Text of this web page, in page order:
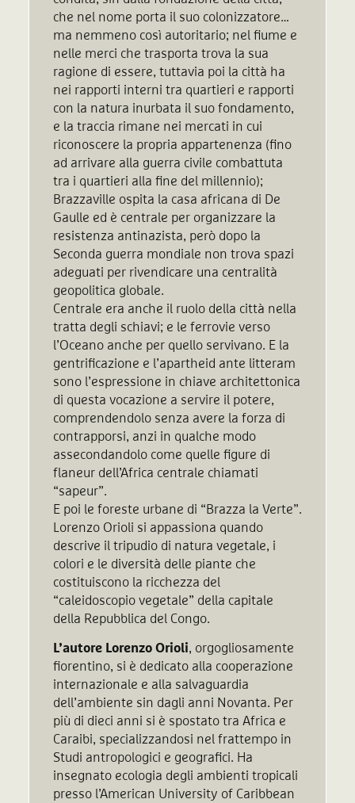
che nel nome porta il suo colonizzatore…
ma nemmeno così autoritario; nel fiume e
nelle merci che trasporta trova la sua
ragione di essere, tuttavia poi la città ha
nei rapporti interni tra quartieri e rapporti
con la natura inurbata il suo fondamento,
e la traccia rimane nei mercati in cui
riconoscere la propria appartenenza (fino
ad arrivare alla guerra civile combattuta
tra i quartieri alla fine del millennio);
Brazzaville ospita la casa africana di De
Gaulle ed è centrale per organizzare la
resistenza antinazista, però dopo la
Seconda guerra mondiale non trova spazi
adeguati per rivendicare una centralità
geopolitica globale.
Centrale era anche il ruolo della città nella
tratta degli schiavi; e le ferrovie verso
l’Oceano anche per quello servivano. E la
gentrificazione e l’apartheid ante litteram
sono l’espressione in chiave architettonica
di questa vocazione a servire il potere,
comprendendolo senza avere la forza di
contrapporsi, anzi in qualche modo
assecondandolo come quelle figure di
flaneur dell’Africa centrale chiamati
“sapeur”.
E poi le foreste urbane di “Brazza la Verte”.
Lorenzo Orioli si appassiona quando
descrive il tripudio di natura vegetale, i
colori e le diversità delle piante che
costituiscono la ricchezza del
“caleidoscopio vegetale” della capitale
della Repubblica del Congo.
L’autore Lorenzo Orioli, orgogliosamente
fiorentino, si è dedicato alla cooperazione
internazionale e alla salvaguardia
dell’ambiente sin dagli anni Novanta. Per
più di dieci anni si è spostato tra Africa e
Caraibi, specializzandosi nel frattempo in
Studi antropologici e geografici. Ha
insegnato ecologia degli ambienti tropicali
presso l’American University of Caribbean